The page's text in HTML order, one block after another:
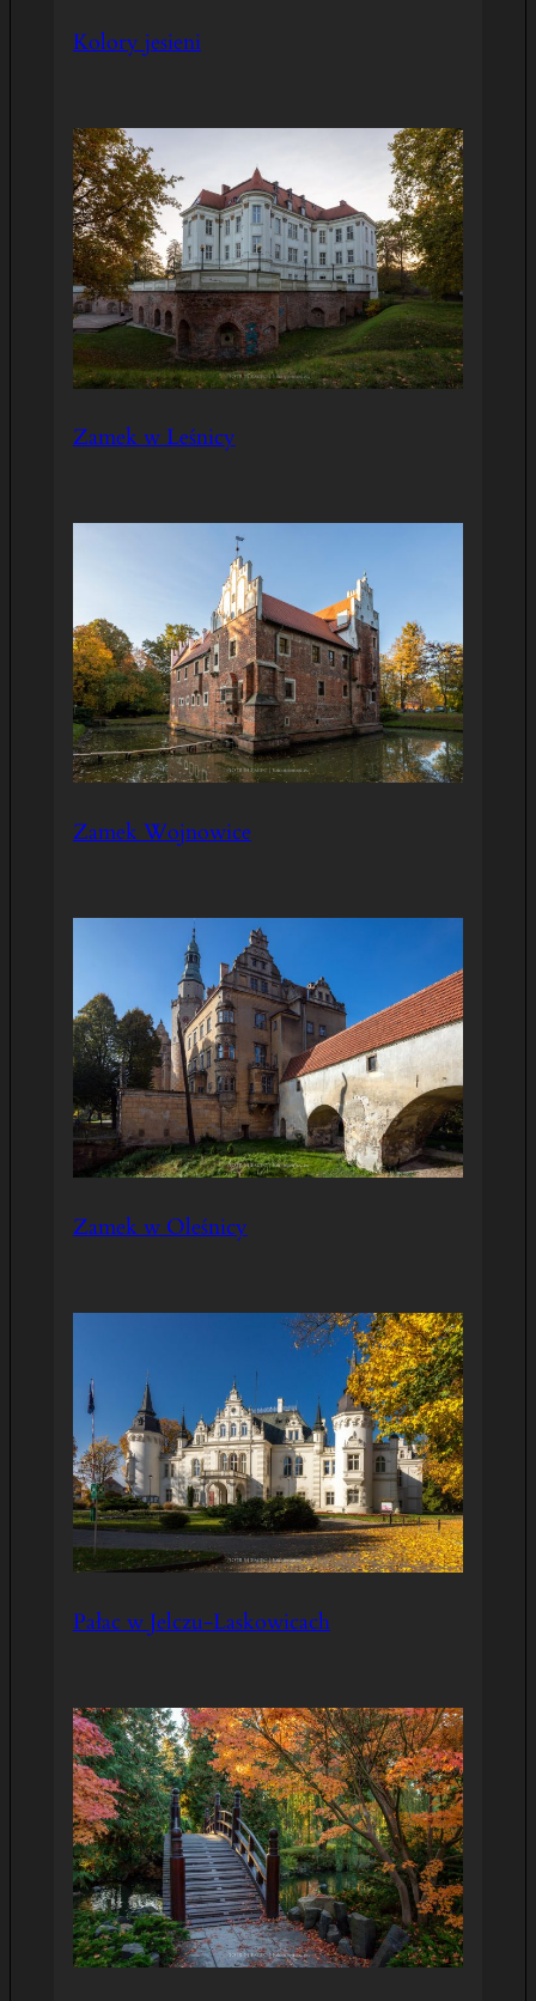
Kolory jesieni
Zamek w Leśnicy
Zamek Wojnowice
Zamek w Oleśnicy
Pałac w Jelczu-Laskowicach